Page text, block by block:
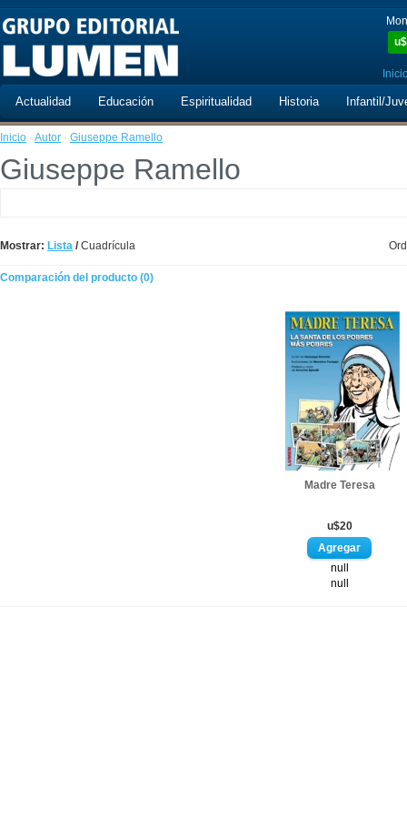
u$
Actualidad Educación Espiritualidad Historia Infantil/
Inicio · Autor · Giuseppe Ramello
Giuseppe Ramello
Mostrar: Lista /Cuadrícula
Comparación del producto (0)
Madre Teresa
u$20
null
null